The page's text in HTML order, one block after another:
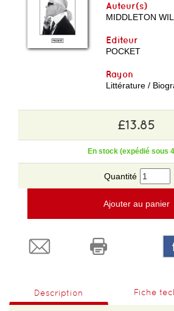
Auteur(s)
MIDDLETON
Editeur
POCKET
Rayon
Littérature /
£13.85
En stock (expédié sous
Quantité
Ajouter au panier
Description Fiche